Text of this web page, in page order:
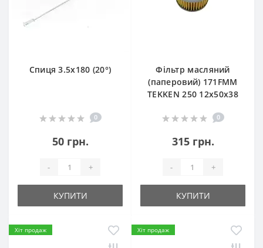
Спиця 3.5х180 (20°)
0
50 грн.
- +
КУПИТИ
Фільтр масляний
(паперовий) 171FMM
TEKKEN 250 12х50х38
0
315 грн.
- +
КУПИТИ
Хіт продаж Хіт продаж